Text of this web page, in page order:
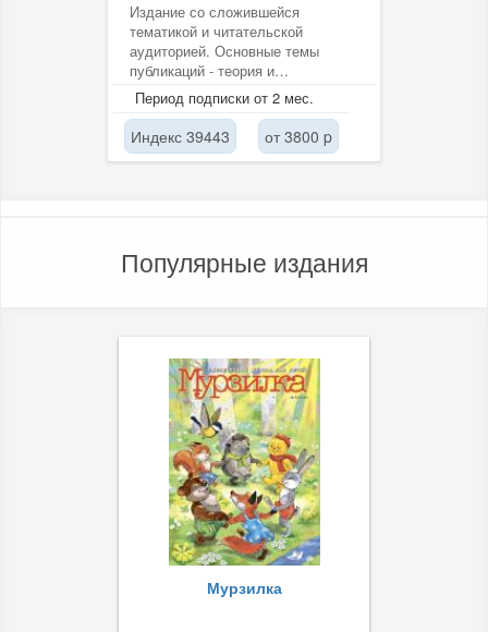
Издание со сложившейся
тематикой и читательской
аудиторией. Основные темы
публикаций - теория и
методология комплексного
изучения человека, история...
Период подписки от 2 мес.
Индекс 39443 от 3800 p
Популярные издания
Мурзилка